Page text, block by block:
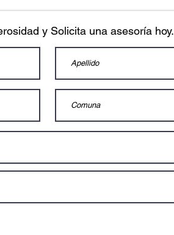
y Solicita una asesoría hoy.